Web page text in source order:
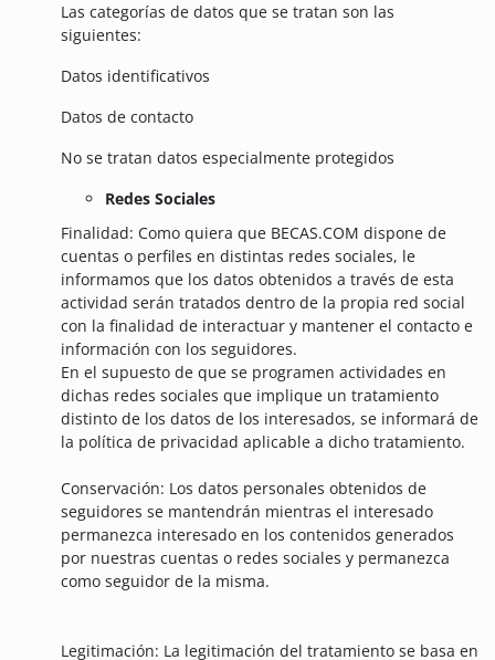
Las categorías de datos que se tratan son las
siguientes:
Datos identificativos
Datos de contacto
No se tratan datos especialmente protegidos
Redes Sociales
Finalidad: Como quiera que BECAS.COM dispone de
cuentas o perfiles en distintas redes sociales, le
informamos que los datos obtenidos a través de esta
actividad serán tratados dentro de la propia red social
con la finalidad de interactuar y mantener el contacto e
información con los seguidores.
En el supuesto de que se programen actividades en
dichas redes sociales que implique un tratamiento
distinto de los datos de los interesados, se informará de
la política de privacidad aplicable a dicho tratamiento.
Conservación: Los datos personales obtenidos de
seguidores se mantendrán mientras el interesado
permanezca interesado en los contenidos generados
por nuestras cuentas o redes sociales y permanezca
como seguidor de la misma.
Legitimación: La legitimación del tratamiento se basa en